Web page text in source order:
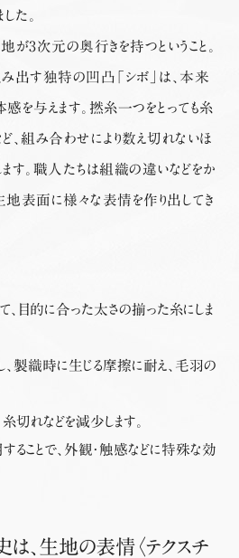
た。
3次元の奥行きを持つということ。
出す独特の凹凸「シボ」は、本来
を与えます。撚糸一つをとっても糸
、組み合わせにより数え切れないほ
す。職人たちは組織の違いなどをか
地表面に様々な表情を作り出してき
目的に合った太さの揃った糸にしま
、製織時に生じる摩擦に耐え、毛羽の
れなどを減少します。
ることで、外観・触感などに特殊な効
は、生地の表情〈テクスチ